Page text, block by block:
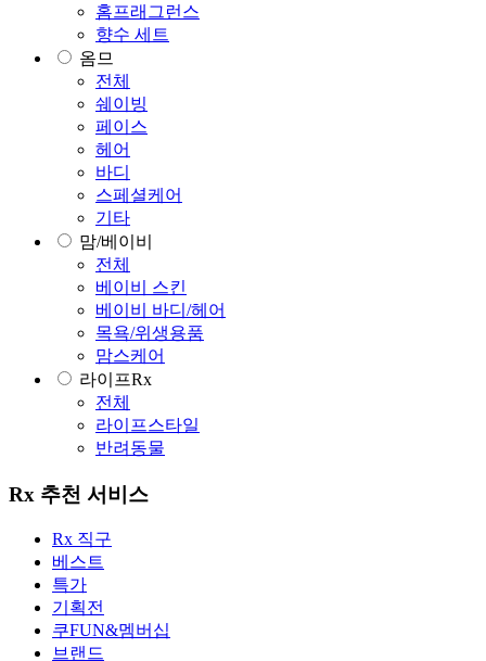
홈프래그런스
향수 세트
옴므
전체
쉐이빙
페이스
헤어
바디
스페셜케어
기타
맘/베이비
전체
베이비 스킨
베이비 바디/헤어
목욕/위생용품
맘스케어
라이프Rx
전체
라이프스타일
반려동물
Rx 추천 서비스
Rx 직구
베스트
특가
기획전
쿠FUN&멤버십
브랜드